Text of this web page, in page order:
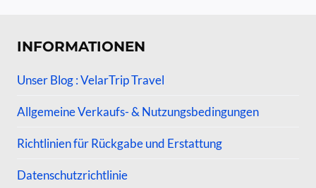
INFORMATIONEN
Unser Blog : VelarTrip Travel
Allgemeine Verkaufs- & Nutzungsbedingungen
Richtlinien für Rückgabe und Erstattung
Datenschutzrichtlinie